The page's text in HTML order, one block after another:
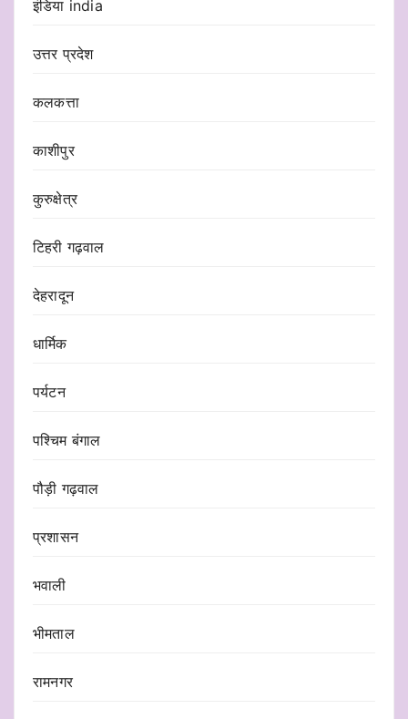
इंडिया india
उत्तर प्रदेश
कलकत्ता
काशीपुर
कुरुक्षेत्र
टिहरी गढ़वाल
देहरादून
धार्मिक
पर्यटन
पश्चिम बंगाल
पौड़ी गढ़वाल
प्रशासन
भवाली
भीमताल
रामनगर